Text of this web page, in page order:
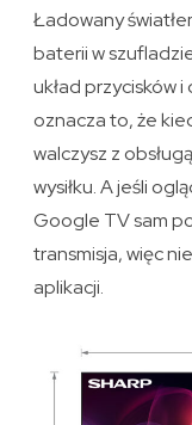
Ładowany
baterii w
układ przycisków
oznacza to, że
walczysz z
wysiłku. A jeśli
Google TV sam
transmisja, więc
aplikacji.